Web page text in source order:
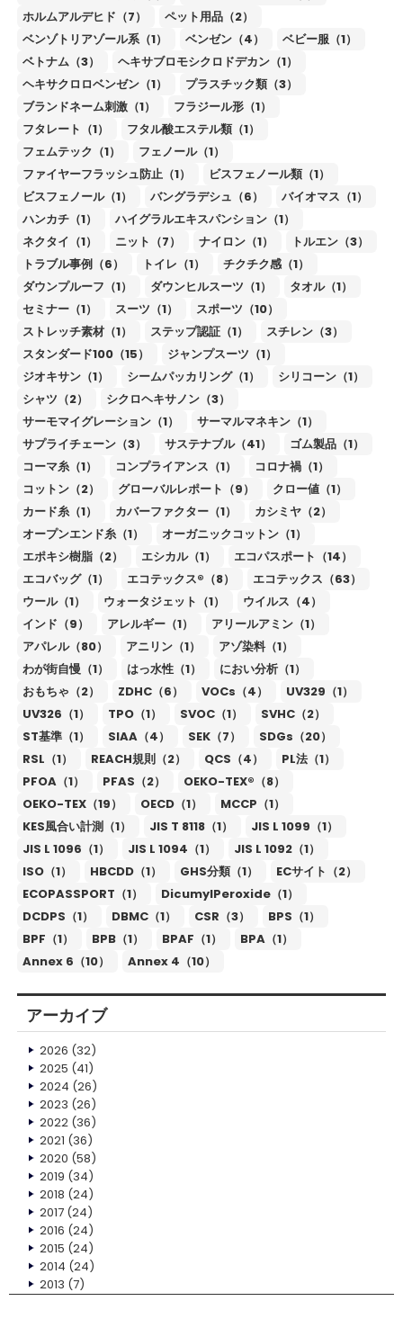
ホルムアルデヒド（7）
ペット用品（2）
ベンゾトリアゾール系（1）
ベンゼン（4）
ベビー服（1）
ベトナム（3）
ヘキサブロモシクロドデカン（1）
ヘキサクロロベンゼン（1）
プラスチック類（3）
ブランドネーム刺激（1）
フラジール形（1）
フタレート（1）
フタル酸エステル類（1）
フェムテック（1）
フェノール（1）
ファイヤーフラッシュ防止（1）
ビスフェノール類（1）
ビスフェノール（1）
バングラデシュ（6）
バイオマス（1）
ハンカチ（1）
ハイグラルエキスパンション（1）
ネクタイ（1）
ニット（7） ナイロン（1）
トルエン（3）
トラブル事例（6）
トイレ（1）
チクチク感（1）
ダウンプルーフ（1）
ダウンヒルスーツ（1）
タオル（1）
セミナー（1）
スーツ（1）
スポーツ（10）
ストレッチ素材（1）
ステップ認証（1）
スチレン（3）
スタンダード100（15）
ジャンプスーツ（1）
ジオキサン（1）
シームパッカリング（1）
シリコーン（1）
シャツ（2）
シクロヘキサノン（3）
サーモマイグレーション（1）
サーマルマネキン（1）
サプライチェーン（3）
サステナブル（41）
ゴム製品（1）
コーマ糸（1）
コンプライアンス（1）
コロナ禍（1）
コットン（2）
グローバルレポート（9）
クロー値（1）
カード糸（1）
カバーファクター（1）
カシミヤ（2）
オープンエンド糸（1）
オーガニックコットン（1）
エポキシ樹脂（2）
エシカル（1）
エコパスポート（14）
エコバッグ（1）
エコテックス®（8）
エコテックス（63）
ウール（1）
ウォータジェット（1）
ウイルス（4）
インド（9）
アレルギー（1）
アリールアミン（1）
アパレル（80）
アニリン（1）
アゾ染料（1）
わが街自慢（1）
はっ水性（1）
におい分析（1）
おもちゃ（2）
ZDHC（6） VOCs（4）
UV329（1）
UV326（1）
TPO（1） SVOC（1）
SVHC（2）
ST基準（1）
SIAA（4） SEK（7）
SDGs（20）
RSL（1）
REACH規則（2） QCS（4）
PL法（1）
PFOA（1）
PFAS（2）
OEKO-TEX®（8）
OEKO-TEX（19）
OECD（1）
MCCP（1）
KES風合い計測（1）
JIS T 8118（1）
JIS L 1099（1）
JIS L 1096（1）
JIS L 1094（1）
JIS L 1092（1）
ISO（1）
HBCDD（1） GHS分類（1）
ECサイト（2）
ECOPASSPORT（1）
DicumylPeroxide（1）
DCDPS（1）
DBMC（1） CSR（3）
BPS（1）
BPF（1）
BPB（1） BPAF（1）
BPA（1）
Annex 6（10）
Annex 4（10）
アーカイブ
2026 (32)
2025 (41)
2024 (26)
2023 (26)
2022(36)
2021 (36)
2020 (58)
2019 (34)
2018 (24)
2017(24)
2016 (24)
2015 (24)
2014 (24)
2013 (7)